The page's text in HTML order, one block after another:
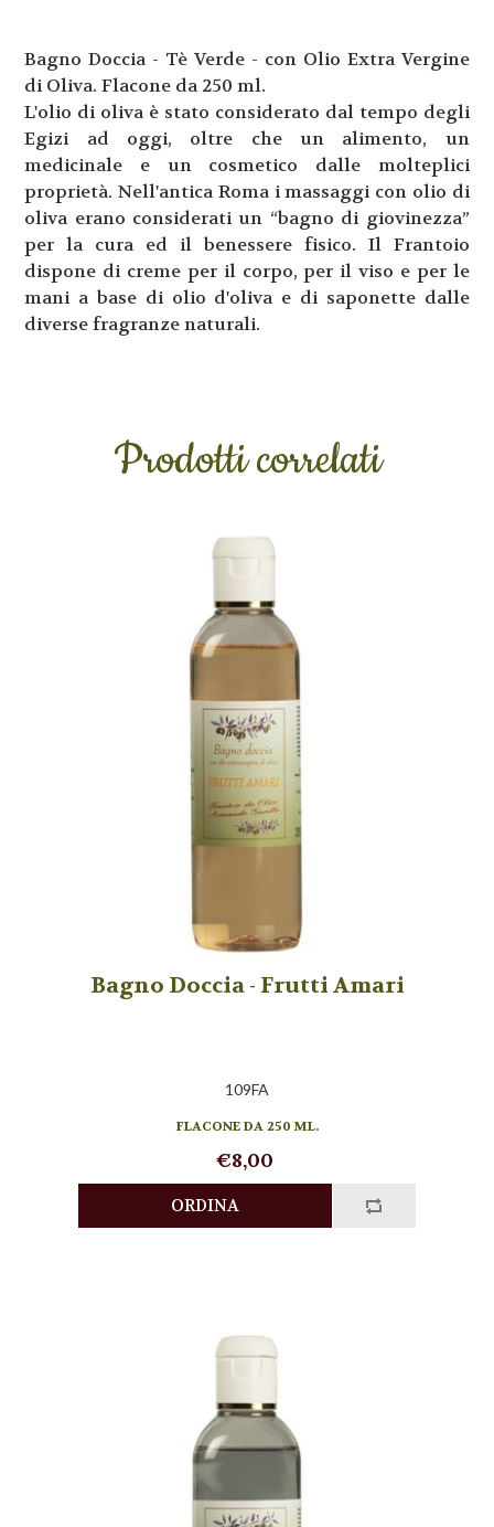
Bagno Doccia - Tè Verde - con Olio Extra Vergine
di Oliva. Flacone da 250 ml.
L'olio di oliva è stato considerato dal tempo degli
Egizi ad oggi, oltre che un alimento, un
medicinale e un cosmetico dalle molteplici
proprietà. Nell'antica Roma i massaggi con olio di
oliva erano considerati un “bagno di giovinezza”
per la cura ed il benessere fisico. Il Frantoio
dispone di creme per il corpo, per il viso e per le
mani a base di olio d'oliva e di saponette dalle
diverse fragranze naturali.
Prodotti correlati
Bagno Doccia - Frutti Amari
109FA
FLACONE DA 250 ML.
€8,00